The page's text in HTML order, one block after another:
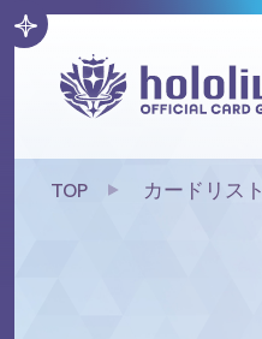
TOP カードリスト